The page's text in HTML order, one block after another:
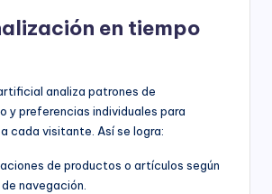
en tiempo
analiza patrones de
y preferencias individuales para
cada visitante. Así se logra:
de productos o artículos según
navegación.